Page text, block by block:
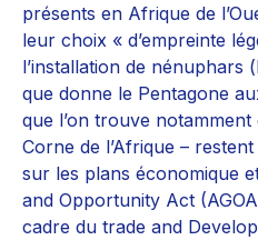
présents en Afrique de
leur choix « d’empreinte
l’installation de nénuphars
que donne le Pentagone
que l’on trouve
Corne de l’Afrique –
sur les plans économique
and Opportunity Act
cadre du trade and